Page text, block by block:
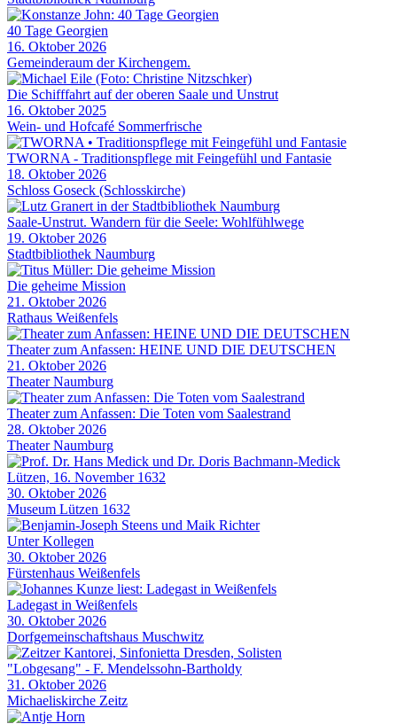
40 Tage Georgien
16. Oktober 2026
Gemeinderaum der Kirchengem.
Die Schifffahrt auf der oberen Saale und Unstrut
16. Oktober 2025
Wein- und Hofcafé Sommerfrische
TWORNA - Traditionspflege mit Feingefühl und Fantasie
18. Oktober 2026
Schloss Goseck (Schlosskirche)
Saale-Unstrut. Wandern für die Seele: Wohlfühlwege
19. Oktober 2026
Stadtbibliothek Naumburg
Die geheime Mission
21. Oktober 2026
Rathaus Weißenfels
Theater zum Anfassen: HEINE UND DIE DEUTSCHEN
21. Oktober 2026
Theater Naumburg
Theater zum Anfassen: Die Toten vom Saalestrand
28. Oktober 2026
Theater Naumburg
Lützen, 16. November 1632
30. Oktober 2026
Museum Lützen 1632
Unter Kollegen
30. Oktober 2026
Fürstenhaus Weißenfels
Ladegast in Weißenfels
30. Oktober 2026
Dorfgemeinschaftshaus Muschwitz
"Lobgesang" - F. Mendelssohn-Bartholdy
31. Oktober 2026
Michaeliskirche Zeitz